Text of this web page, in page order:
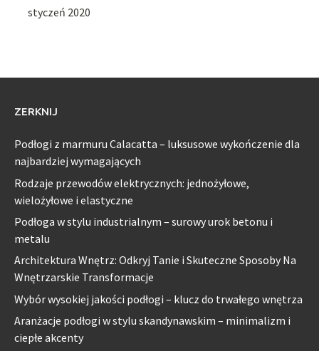
styczeń 2020
ZERKNIJ
Podłogi z marmuru Calacatta – luksusowe wykończenie dla
najbardziej wymagających
Rodzaje przewodów elektrycznych: jednożyłowe,
wielożyłowe i elastyczne
Podłoga w stylu industrialnym – surowy urok betonu i
metalu
Architektura Wnętrz: Odkryj Tanie i Skuteczne Sposoby Na
Wnętrzarskie Transformacje
Wybór wysokiej jakości podłogi – klucz do trwałego wnętrza
Aranżacje podłogi w stylu skandynawskim – minimalizm i
ciepłe akcenty